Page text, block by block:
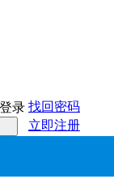
录 找回密码
立即注册